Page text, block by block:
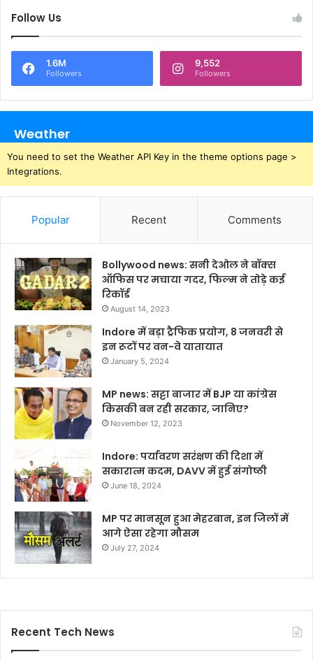
Follow Us
1.6M
Followers
9,552
Followers
Weather
You need to set the Weather API Key in the theme options page >
Integrations.
Popular Recent Comments
Bollywood news: सनी देओल ने बॉक्स
ऑफिस पर मचाया गदर, फिल्म ने तोड़े कई
रिकॉर्ड
August 14, 2023
Indore में बड़ा ट्रैफिक प्रयोग, 8 जनवरी से
इन रूटों पर वन-वे यातायात
January 5, 2024
MP news: सट्टा बाजार में BJP या कांग्रेस
किसकी बन रही सरकार, जानिए?
November 12, 2023
Indore: पर्यावरण सरंक्षण की दिशा में
सकारात्म कदम, DAVV में हुई संगोष्ठी
June 18, 2024
MP पर मानसून हुआ मेहरबान, इन जिलों में
आगे ऐसा रहेगा मौसम
July 27, 2024
Recent Tech News